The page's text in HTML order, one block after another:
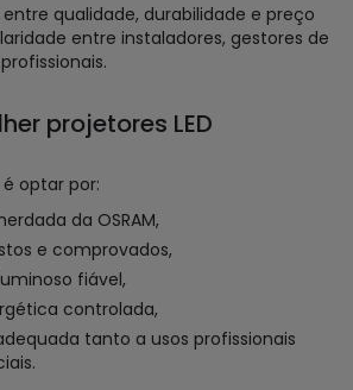
qualidade, durabilidade e preço
entre instaladores, gestores de
projetores LED
é optar por:
da OSRAM,
e comprovados,
fiável,
controlada,
tanto a usos profissionais